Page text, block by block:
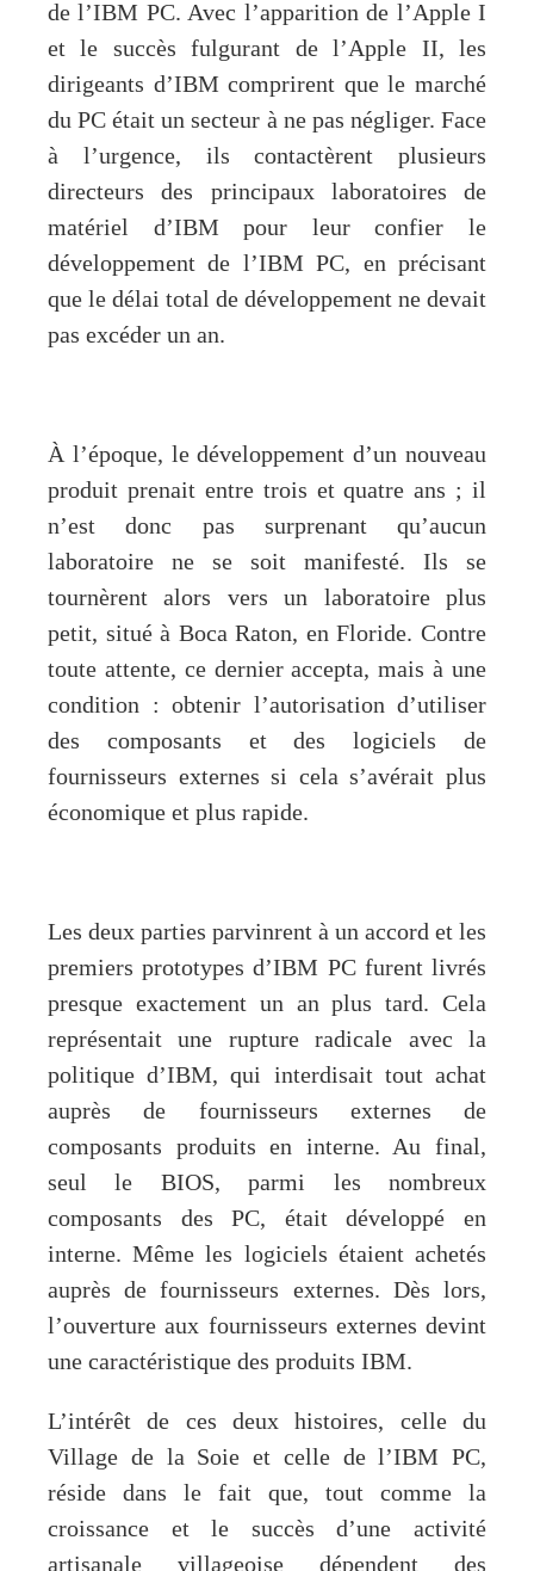
de l’IBM PC. Avec l’apparition de l’Apple I
et le succès fulgurant de l’Apple II, les
dirigeants d’IBM comprirent que le marché
du PC était un secteur à ne pas négliger. Face
à l’urgence, ils contactèrent plusieurs
directeurs des principaux laboratoires de
matériel d’IBM pour leur confier le
développement de l’IBM PC, en précisant
que le délai total de développement ne devait
pas excéder un an.
À l’époque, le développement d’un nouveau
produit prenait entre trois et quatre ans ; il
n’est donc pas surprenant qu’aucun
laboratoire ne se soit manifesté. Ils se
tournèrent alors vers un laboratoire plus
petit, situé à Boca Raton, en Floride. Contre
toute attente, ce dernier accepta, mais à une
condition : obtenir l’autorisation d’utiliser
des composants et des logiciels de
fournisseurs externes si cela s’avérait plus
économique et plus rapide.
Les deux parties parvinrent à un accord et les
premiers prototypes d’IBM PC furent livrés
presque exactement un an plus tard. Cela
représentait une rupture radicale avec la
politique d’IBM, qui interdisait tout achat
auprès de fournisseurs externes de
composants produits en interne. Au final,
seul le BIOS, parmi les nombreux
composants des PC, était développé en
interne. Même les logiciels étaient achetés
auprès de fournisseurs externes. Dès lors,
l’ouverture aux fournisseurs externes devint
une caractéristique des produits IBM.
L’intérêt de ces deux histoires, celle du
Village de la Soie et celle de l’IBM PC,
réside dans le fait que, tout comme la
croissance et le succès d’une activité
artisanale villageoise dépendent des